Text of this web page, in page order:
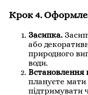
Крок 4.
Засипка.
або
природного
води.
Встановлення
плануєте мати
підтримувати